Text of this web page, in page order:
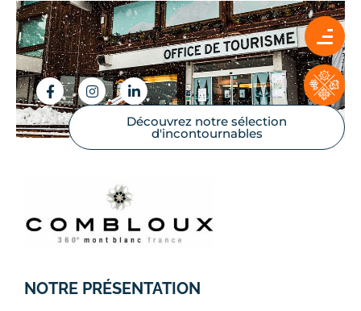
Découvrez notre sélection
d'incontournables
NOTRE PRÉSENTATION